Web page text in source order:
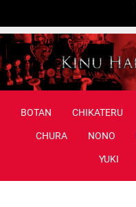
BOTAN CHIKATERU
CHURA
NONO
YUKI